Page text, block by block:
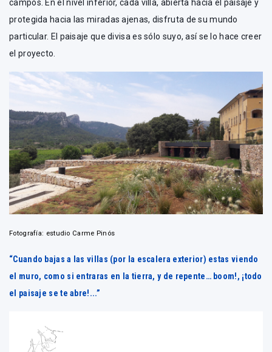
campos. En el nivel inferior, cada villa, abierta hacia el paisaje y
protegida hacia las miradas ajenas, disfruta de su mundo
particular. El paisaje que divisa es sólo suyo, así se lo hace creer
el proyecto.
Fotografía: estudio Carme Pinós
“Cuando bajas a las villas (por la escalera exterior) estas viendo
el muro, como si entraras en la tierra, y de repente… boom!, ¡todo
el paisaje se te abre!...”